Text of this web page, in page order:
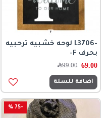
-L3706 لوحه خشبيه ترحبيه
بحرف F-
69.00
99.00﷼
اضافة للسلة
-75 %